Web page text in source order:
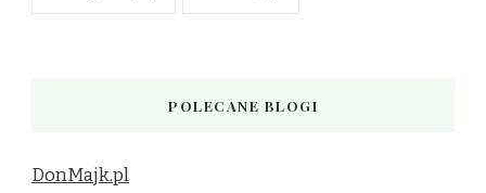
POLECANE BLOGI
DonMajk.pl